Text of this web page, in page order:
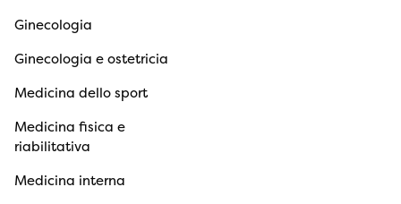
Ginecologia
Ginecologia e ostetricia
Medicina dello sport
Medicina fisica e
riabilitativa
Medicina interna